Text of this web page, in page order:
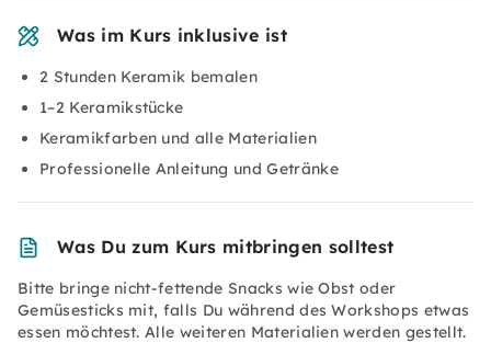
Was im Kurs inklusive ist
2 Stunden Keramik bemalen
1–2 Keramikstücke
Keramikfarben und alle Materialien
Professionelle Anleitung und Getränke
Was Du zum Kurs mitbringen solltest
Bitte bringe nicht-fettende Snacks wie Obst oder
Gemüsesticks mit, falls Du während des Workshops etwas
essen möchtest. Alle weiteren Materialien werden gestellt.